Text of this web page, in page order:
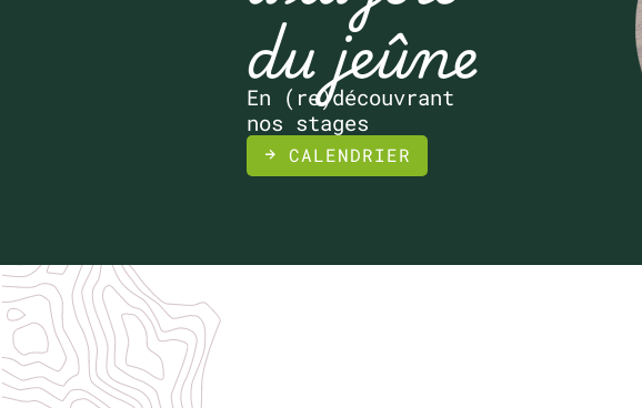
du jeûne
En (re)découvrant
nos stages
CALENDRIER